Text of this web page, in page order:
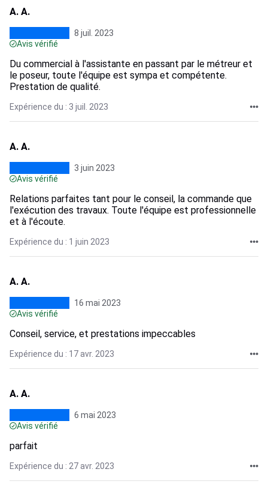
A. A.
8 juil. 2023
Avis vérifié
Du commercial à l'assistante en passant par le métreur et
le poseur, toute l'équipe est sympa et compétente.
Prestation de qualité.
Expérience du : 3 juil. 2023
A. A.
3 juin 2023
Avis vérifié
Relations parfaites tant pour le conseil, la commande que
l'exécution des travaux. Toute l'équipe est professionnelle
et à l'écoute.
Expérience du : 1 juin 2023
A. A.
16 mai 2023
Avis vérifié
Conseil, service, et prestations impeccables
Expérience du : 17 avr. 2023
A. A.
6 mai 2023
Avis vérifié
parfait
Expérience du : 27 avr. 2023